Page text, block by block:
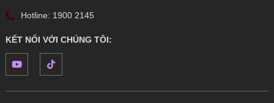
Hotline: 1900 2145
KẾT NỐI VỚI CHÚNG TÔI: